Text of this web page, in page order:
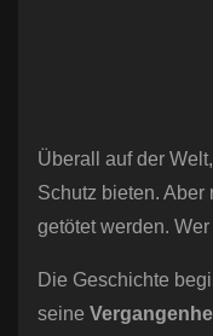
Überall auf der
Schutz bieten.
getötet werden.
Die Geschichte
seine